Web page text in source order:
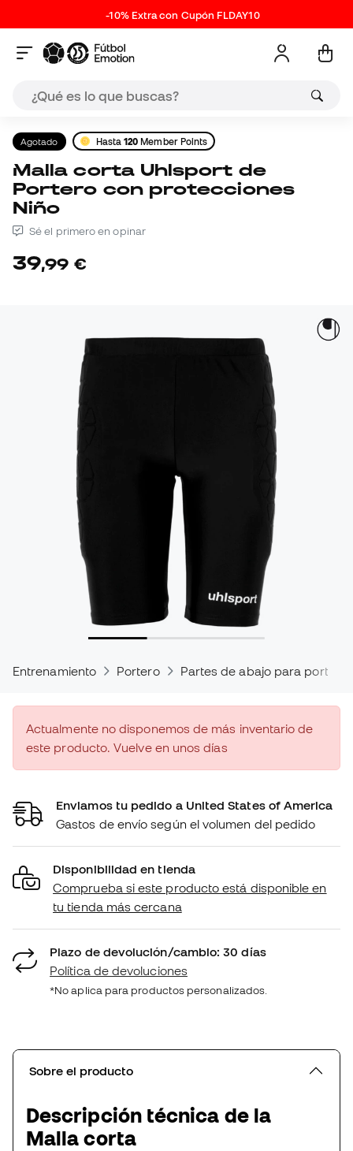
-10% Extra con Cupón FLDAY10
Agotado Hasta120 Member Points
Malla corta Uhlsport de
Portero con protecciones
Niño
Sé el primero en opinar
39,99 €
Entrenamiento Portero Partes de abajo para porteros
Actualmente no disponemos de más inventario de
este producto. Vuelve en unos días
Enviamos tu pedido a United States of America
Gastos de envío según el volumen del pedido
Disponibilidad en tienda
Comprueba si este producto está disponible en
tu tienda más cercana
Plazo de devolución/cambio: 30 días
Política de devoluciones
*No aplica para productos personalizados.
Sobre el producto
Descripción técnica de la
Malla corta